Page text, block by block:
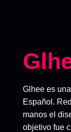
Glhee es
Español.
manos el
objetivo fue